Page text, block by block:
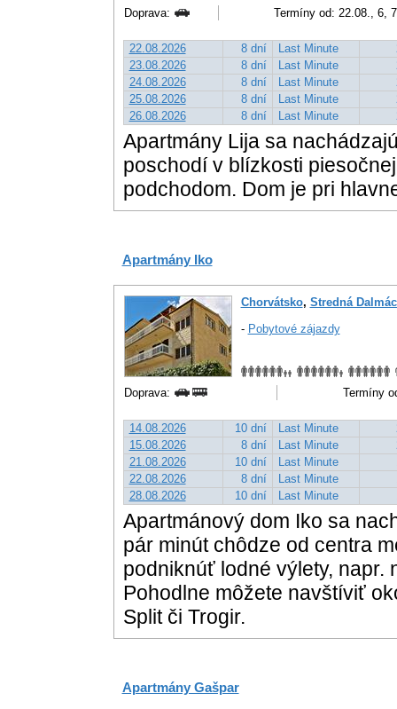
Doprava: Termíny od: 22.08., 6,
22.08.2026 8 dní Last Minute
23.08.2026
8 dní Last Minute
24.08.2026
8 dní Last Minute
25.08.2026
8 dní Last Minute
26.08.2026
8 dní Last Minute
Apartmány Lija sa
poschodí v blízkosti
podchodom. Dom je pri
Apartmány Iko
Chorvátsko, Stredná
- Pobytové zájazdy
Doprava: Termíny
14.08.2026 10 dní Last Minute
15.08.2026
8 dní Last Minute
21.08.2026
10 dní Last Minute
22.08.2026
8 dní Last Minute
28.08.2026
10 dní Last Minute
Apartmánový dom Iko sa
pár minút chôdze od centra
podniknúť lodné výlety, napr.
Pohodlne môžete navštíviť
Split či Trogir.
Apartmány Gašpar